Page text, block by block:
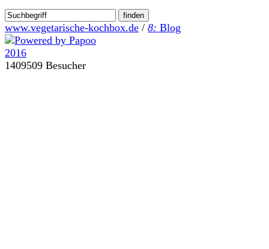
www.vegetarische-kochbox.de / 8: Blog
1409509 Besucher